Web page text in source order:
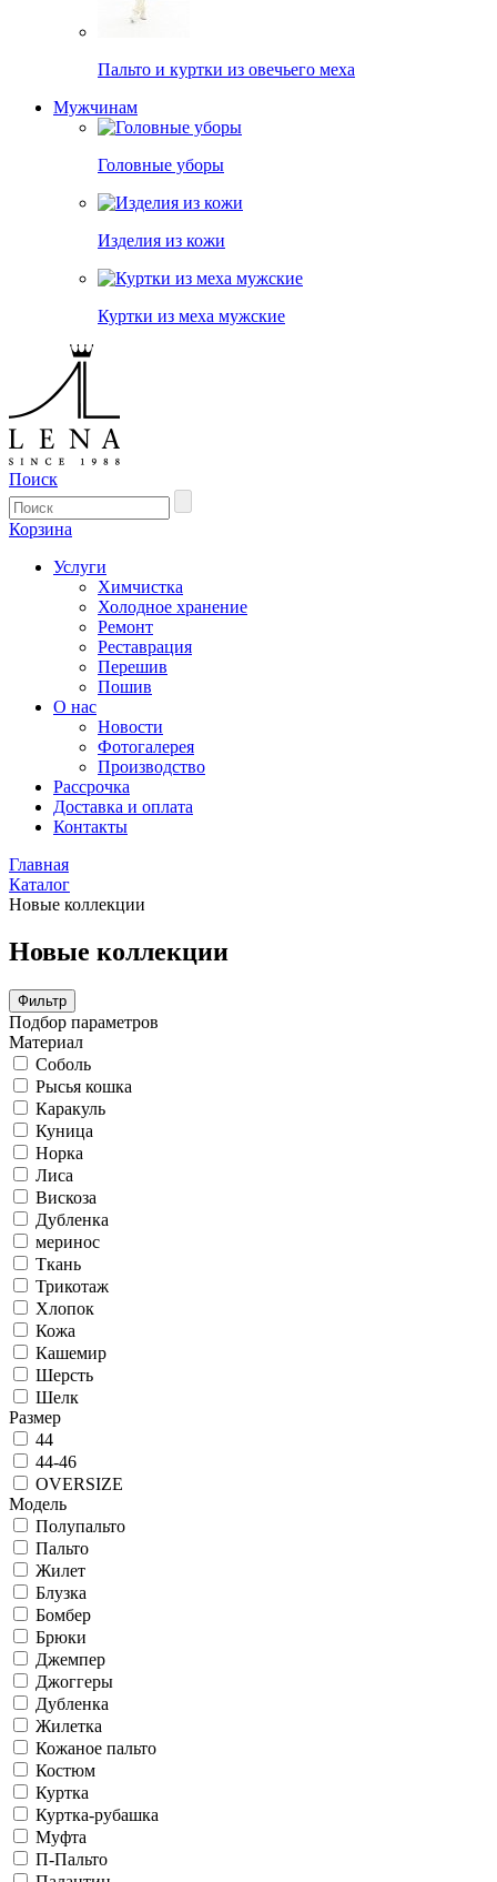
Пальто и куртки из овечьего меха
Мужчинам
Головные уборы
Изделия из кожи
Куртки из меха мужские
Поиск
Корзина
Услуги
Химчистка
Холодное хранение
Ремонт
Реставрация
Перешив
Пошив
О нас
Новости
Фотогалерея
Производство
Рассрочка
Доставка и оплата
Контакты
Главная
Каталог
Новые коллекции
Новые коллекции
Фильтр
Подбор параметров
Материал
Соболь
Рысья кошка
Каракуль
Куница
Норка
Лиса
Вискоза
Дубленка
меринос
Ткань
Трикотаж
Хлопок
Кожа
Кашемир
Шерсть
Шелк
Размер
44
44-46
OVERSIZE
Модель
Полупальто
Пальто
Жилет
Блузка
Бомбер
Брюки
Джемпер
Джоггеры
Дубленка
Жилетка
Кожаное пальто
Костюм
Куртка
Куртка-рубашка
Муфта
П-Пальто